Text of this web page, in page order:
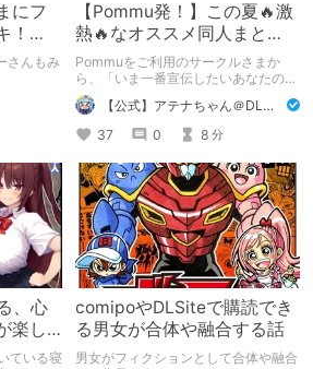
にフ
！
さんもみ
【Pommu発！】この夏🔥激
熱🔥なオススメ同人まと
め！ その1
Pommuをご利用のサークルさまか
ら、「いま一番宣伝したいあなたの
DLsite作品」を募りました！ この夏
🔥激熱🔥な作品ばかり！あなたがまだ
出会っていない、運命の作品が見つか
るかも！
【公式】アテナちゃん＠DLチャンネル
37
0 8 分
、心
楽し
ている寝
comipoやDLSiteで購読でき
る男女が合体や融合する話
男女がフィクションとして合体や融合